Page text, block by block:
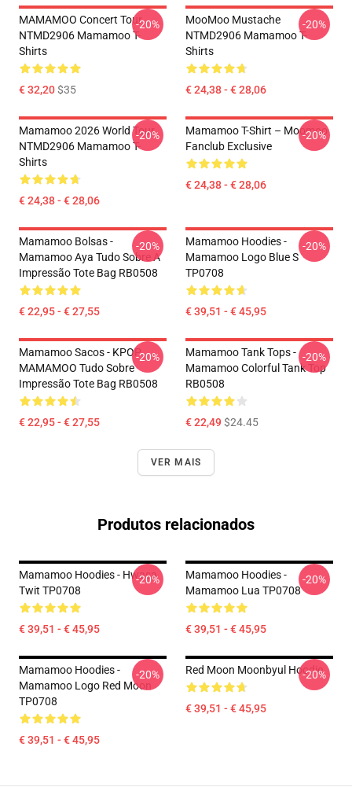
MAMAMOO Concert Tour
NTMD2906 Mamamoo T-
Shirts
€ 32,20$35
-20%
MooMoo Mustache
NTMD2906 Mamamoo T-
Shirts
€ 24,38 - € 28,06
-20%
Mamamoo 2026 World Tour
NTMD2906 Mamamoo T-
Shirts
€ 24,38 - € 28,06
-20%
Mamamoo T-Shirt – Moomoo
Fanclub Exclusive
€ 24,38 - € 28,06
-20%
Mamamoo Bolsas -
Mamamoo Aya Tudo Sobre A
Impressão Tote Bag RB0508
€ 22,95 - € 27,55
-20%
Mamamoo Hoodies -
Mamamoo Logo Blue S
TP0708
€ 39,51 - € 45,95
-20%
Mamamoo Sacos - KPOP
MAMAMOO Tudo Sobre
Impressão Tote Bag RB0508
€ 22,95 - € 27,55
-20%
Mamamoo Tank Tops -
Mamamoo Colorful Tank Top
RB0508
€ 22,49$24.45
-20%
VER MAIS
Produtos relacionados
Mamamoo Hoodies - Hwasa
Twit TP0708
€ 39,51 - € 45,95
-20%
Mamamoo Hoodies -
Mamamoo Lua TP0708
€ 39,51 - € 45,95
-20%
Mamamoo Hoodies -
Mamamoo Logo Red Moon
TP0708
€ 39,51 - € 45,95
-20% Red Moon Moonbyul Hoodie
€ 39,51 - € 45,95
-20%